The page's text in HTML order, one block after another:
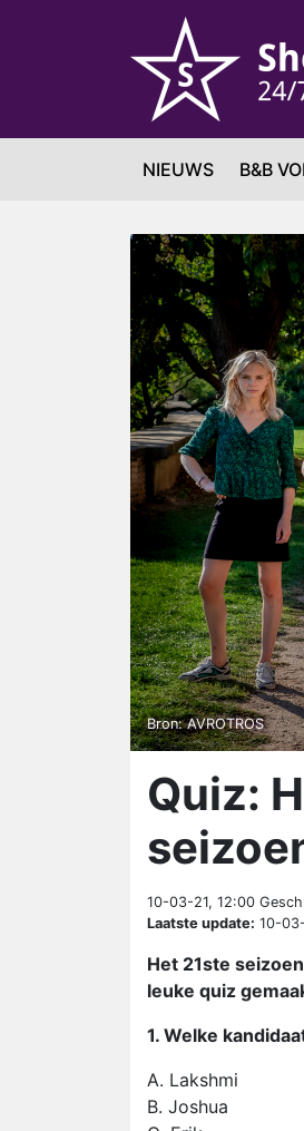
NIEUWS B&B
Bron: AVROTROS
Quiz:
10-03-21, 12:00
Laatste update: 10-
Het 21ste
leuke quiz
1. Welke
A. Lakshmi
B. Joshua